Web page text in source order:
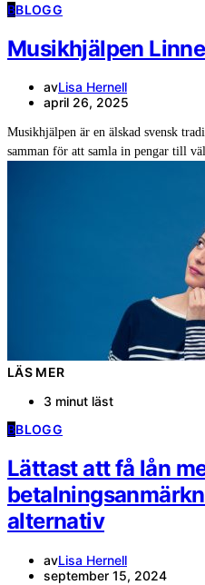
BBLOGG
Musikhjälpen
avLisa Hernell
april 26, 2025
Musikhjälpen är en älskad svensk
samman för att samla in pengar till
LÄS MER
3 minut läst
BBLOGG
Lättast att få lån
alternativ
avLisa Hernell
september 15, 2024